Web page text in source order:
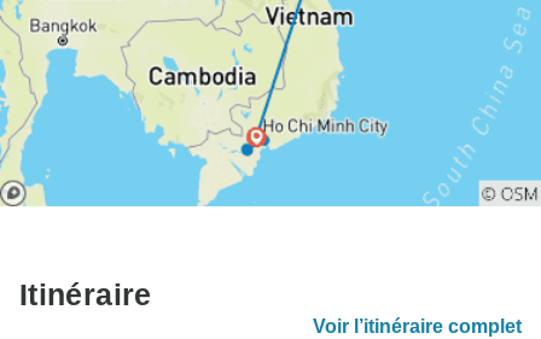
Itinéraire
Voir l’itinéraire complet